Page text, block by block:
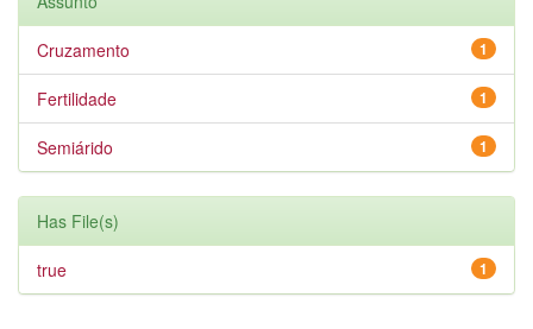
1
Cruzamento
1
Fertilidade
1
Semiárido
Has File(s)
1
true